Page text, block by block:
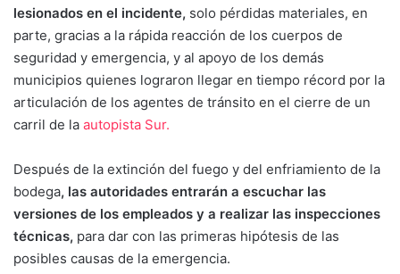
lesionados en el incidente, solo pérdidas materiales, en
parte, gracias a la rápida reacción de los cuerpos de
seguridad y emergencia, y al apoyo de los demás
municipios quienes lograron llegar en tiempo récord por la
articulación de los agentes de tránsito en el cierre de un
carril de la autopista Sur.
Después de la extinción del fuego y del enfriamiento de la
bodega, las autoridades entrarán a escuchar las
versiones de los empleados y a realizar las inspecciones
técnicas, para dar con las primeras hipótesis de las
posibles causas de la emergencia.